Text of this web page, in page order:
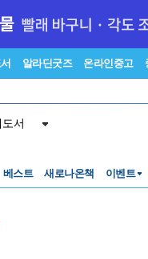
알라딘굿즈 온라인중고
서
베스트 새로나온책 이벤트